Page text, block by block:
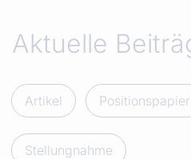
Aktuelle
Artikel Positionspapier
Stellungnahme